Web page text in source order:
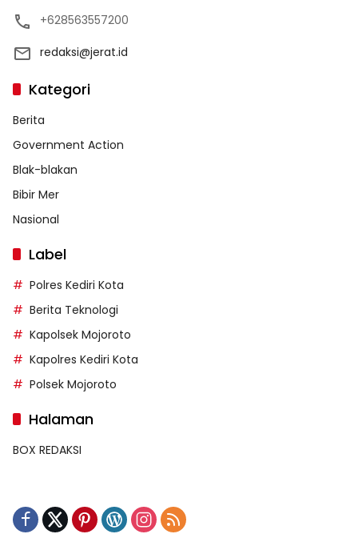
+628563557200
redaksi@jerat.id
Kategori
Berita
Government Action
Blak-blakan
Bibir Mer
Nasional
Label
Polres Kediri Kota
Berita Teknologi
Kapolsek Mojoroto
Kapolres Kediri Kota
Polsek Mojoroto
Halaman
BOX REDAKSI